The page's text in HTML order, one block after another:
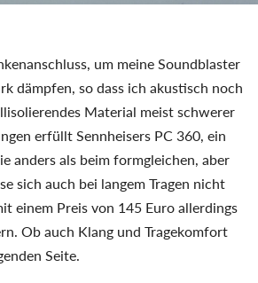
um meine Soundblaster
dämpfen, so dass ich akustisch noch
Material meist schwerer
erfüllt Sennheisers PC 360, ein
anders als beim formgleichen, aber
sich auch bei langem Tragen nicht
einem Preis von 145 Euro allerdings
Ob auch Klang und Tragekomfort
Seite.